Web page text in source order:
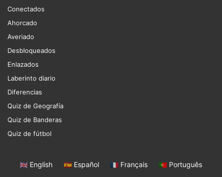
Conectados
Ahorcado
Averiado
Desbloqueados
Enlazados
Laberinto diario
Diferencias
Quiz de Geografía
Quiz de Banderas
Quiz de fútbol
English Español Français Português